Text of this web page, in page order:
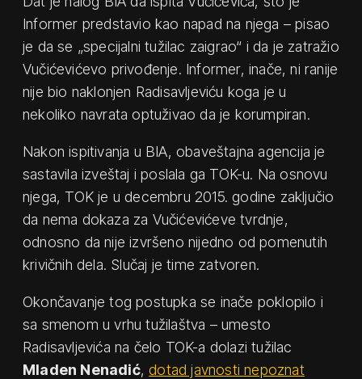
Informer predstavio kao napad na njega – pisao
je da se „specijalni tužilac zaigrao“ i da je zatražio
Vučićevićevo privođenje. Informer, inače, ni ranije
nije bio naklonjen Radisavljeviću koga je u
nekoliko navrata optuživao da je korumpiran.
Nakon ispitivanja u BIA, obaveštajna agencija je
sastavila izveštaj i poslala ga TOK-u. Na osnovu
njega, TOK je u decembru 2015. godine zaključio
da nema dokaza za Vučićevićeve tvrdnje,
odnosno da nije izvršeno nijedno od pomenutih
krivičnih dela. Slučaj je time zatvoren.
Okončavanje tog postupka se inače poklopilo i
sa smenom u vrhu tužilaštva – umesto
Radisavljevića na čelo TOK-a dolazi tužilac
Mladen Nenadić,dotad javnosti nepoznat